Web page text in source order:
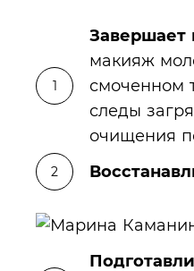
Завершает
макияж
смоченном
следы
очищения